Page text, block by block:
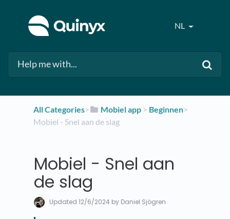
NL
All Categories​>​ ​Mobiel app ​ > ​ ​Beginnen​>​
Mobiel - Snel aan de slag
Mobiel - Snel aan
de slag
Updated 12/6/2024 by Daniel Sjögren